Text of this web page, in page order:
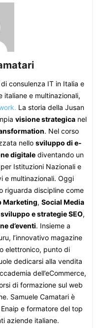
consulenza IT in Italia e
italiane e multinazionali,
La storia della Jusan
visione strategica nel
. Nel corso
nello sviluppo di e-
digitalediventando un
Istituzioni Nazionali e
e multinazionali. Oggi
riguarda discipline come
Marketing, Social Media
sviluppo e strategie SEO,
d’eventi. Insieme a
l’innovativo magazine
elettronico, punto di
dedicarsi alla vendita
dell’eCommerce,
di formazione sul web
Samuele Camatari è
e formatore del top
aziende italiane.